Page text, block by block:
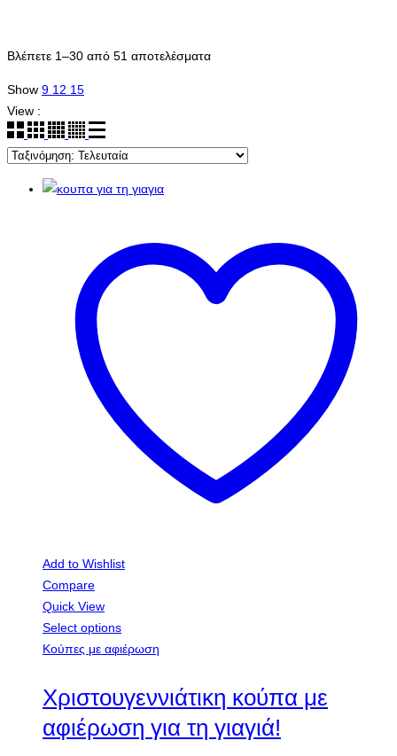
Βλέπετε 1–30 από 51 αποτελέσματαSorted
Show 9 12 15
View :
Add to Wishlist
Compare
Quick View
Select options
Κούπες με αφιέρωση
Χριστουγεννιάτικη κούπα με
αφιέρωση για τη γιαγιά!